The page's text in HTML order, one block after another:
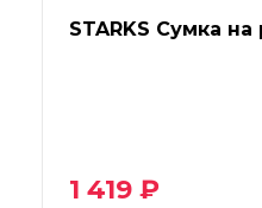
STARKS Сумка
1 419 ₽